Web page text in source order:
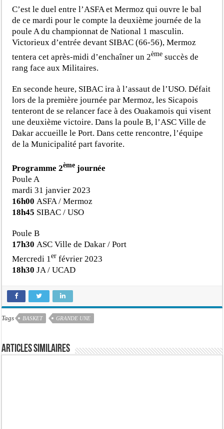
C’est le duel entre l’ASFA et Mermoz qui ouvre le bal
de ce mardi pour le compte la deuxième journée de la
poule A du championnat de National 1 masculin.
Victorieux d’entrée devant SIBAC (66-56), Mermoz
tentera cet après-midi d’enchaîner un 2ème succès de
rang face aux Militaires.
En seconde heure, SIBAC ira à l’assaut de l’USO. Défait
lors de la première journée par Mermoz, les Sicapois
tenteront de se relancer face à des Ouakamois qui visent
une deuxième victoire. Dans la poule B, l’ASC Ville de
Dakar accueille le Port. Dans cette rencontre, l’équipe
de la Municipalité part favorite.
Programme 2ème journée
Poule A
mardi 31 janvier 2023
16h00 ASFA / Mermoz
18h45 SIBAC / USO
Poule B
17h30ASC Ville de Dakar / Port
Mercredi 1er février 2023
18h30 JA / UCAD
Tags BASKET GRANDE UNE
Articles similaires